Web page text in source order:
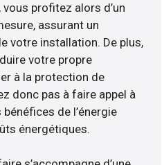
profitez alors d’un
assurant un
votre installation. De plus,
votre propre
à la protection de
donc pas à faire appel à
de l’énergie
énergétiques.